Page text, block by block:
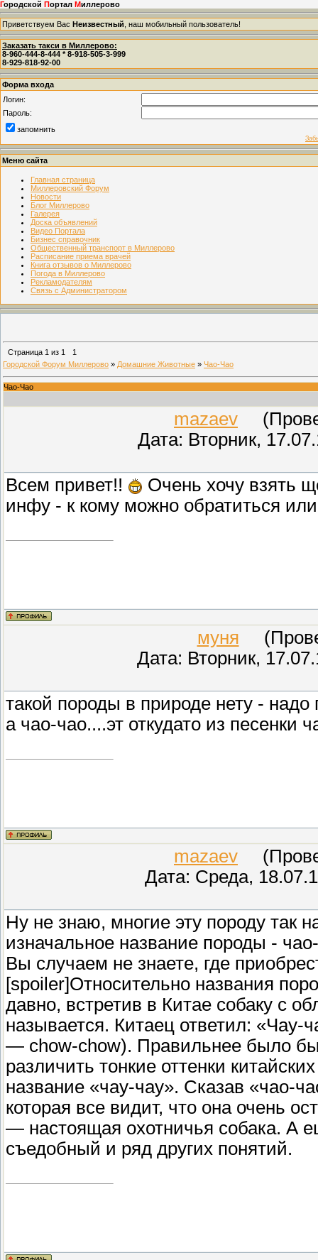
Городской Портал Миллерово
Приветствуем Вас Неизвестный , наш мобильный пользователь!
Заказать такси в Миллерово:
8-960-444-8-444 * 8-918-505-3-999
8-929-818-92-00
Форма входа
Логин:
Пароль:
запомнить
Меню сайта
Главная страница
Миллеровский Форум
Новости
Блог Миллерово
Галерея
Доска объявлений
Видео Портала
Бизнес справочник
Общественный транспорт в Миллерово
Расписание приема врачей
Книга отзывов о Миллерово
Погода в Миллерово
Рекламодателям
Связь с Администратором
Страница 1 из 1
1
Городской Форум Миллерово » Домашние Животные » Чао-Чао
Чао-Чао
mazaev
Дата: Вторник,
Всем привет!!
Очень хочу взять
инфу - к кому можно обратиться
муня
Дата: Вторник,
такой породы в природе нету - надо
а чао-чао....эт откудато из песенки
mazaev
Дата: Среда,
Ну не знаю, многие эту породу так
изначальное название породы -
Вы случаем не знаете, где
[spoiler]Относительно названия
давно, встретив в Китае собаку с
называется. Китаец ответил: «Чау-
— chow-chow). Правильнее было
различить тонкие оттенки
название «чау-чау». Сказав «чао-
которая все видит, что она очень
— настоящая охотничья собака. А
съедобный и ряд других понятий.